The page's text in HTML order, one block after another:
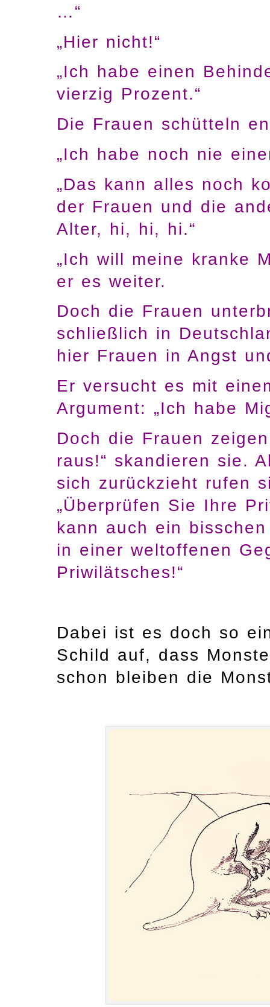
…“
„Hier nicht!“
„Ich habe einen
vierzig Prozent.“
Die Frauen schütteln
„Ich habe noch nie
„Das kann alles noch
der Frauen und die
Alter, hi, hi, hi.“
„Ich will meine kranke
er es weiter.
Doch die Frauen
schließlich in
hier Frauen in Angst
Er versucht es mit
Argument: „Ich habe
Doch die Frauen
raus!“ skandieren sie.
sich zurückzieht rufen
„Überprüfen Sie Ihre
kann auch ein
in einer weltoffenen
Priwilätsches!“
Dabei ist es doch so
Schild auf, dass
schon bleiben die